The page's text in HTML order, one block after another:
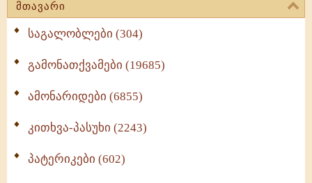
მთავარი
საგალობლები (304)
გამონათქვამები (19685)
ამონარიდები (6855)
კითხვა-პასუხი (2243)
პატერიკები (602)